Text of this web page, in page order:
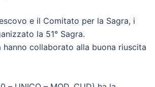
e il Comitato per la Sagra, i
la 51° Sagra.
collaborato alla buona riuscita